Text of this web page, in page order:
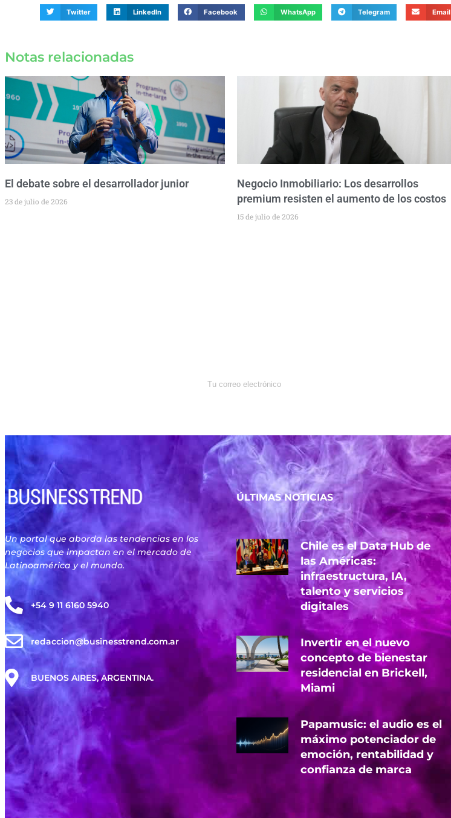
Twitter LinkedIn Facebook WhatsApp Telegram Email
Notas relacionadas
El debate sobre el desarrollador junior
23 de julio de 2026
Negocio Inmobiliario: Los desarrollos
premium resisten el aumento de los costos
15 de julio de 2026
Un portal que aborda las tendencias en los
negocios que impactan en el mercado de
Latinoamérica y el mundo.
+54 9 11 6160 5940
redaccion@businesstrend.com.ar
BUENOS AIRES, ARGENTINA.
ÚLTIMAS NOTICIAS
Chile es el Data Hub de
las Américas:
infraestructura, IA,
talento y servicios
digitales
Invertir en el nuevo
concepto de bienestar
residencial en Brickell,
Miami
Papamusic: el audio es el
máximo potenciador de
emoción, rentabilidad y
confianza de marca